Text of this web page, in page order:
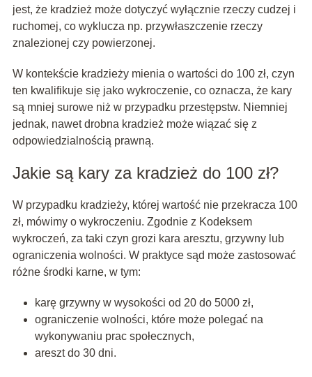
jest, że kradzież może dotyczyć wyłącznie rzeczy cudzej i
ruchomej, co wyklucza np. przywłaszczenie rzeczy
znalezionej czy powierzonej.
W kontekście kradzieży mienia o wartości do 100 zł, czyn
ten kwalifikuje się jako wykroczenie, co oznacza, że kary
są mniej surowe niż w przypadku przestępstw. Niemniej
jednak, nawet drobna kradzież może wiązać się z
odpowiedzialnością prawną.
Jakie są kary za kradzież do 100 zł?
W przypadku kradzieży, której wartość nie przekracza 100
zł, mówimy o wykroczeniu. Zgodnie z Kodeksem
wykroczeń, za taki czyn grozi kara aresztu, grzywny lub
ograniczenia wolności. W praktyce sąd może zastosować
różne środki karne, w tym:
karę grzywny w wysokości od 20 do 5000 zł,
ograniczenie wolności, które może polegać na
wykonywaniu prac społecznych,
areszt do 30 dni.